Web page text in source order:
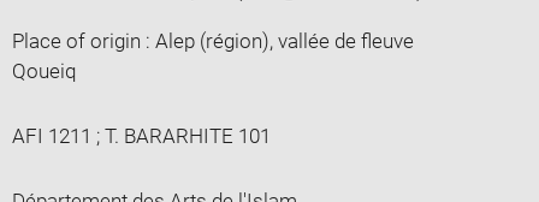
Place of origin : Alep (région), vallée de fleuve
Qoueiq
AFI 1211 ; T. BARARHITE 101